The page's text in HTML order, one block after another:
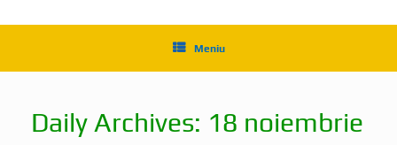
Meniu
Daily Archives: 18 noiembrie